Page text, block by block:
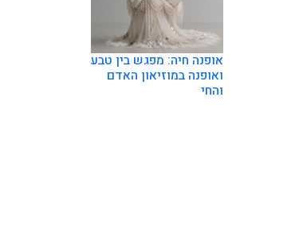
אופנה חיה: מפגש בין טבע
ואופנה במוזיאון האדם
והחי